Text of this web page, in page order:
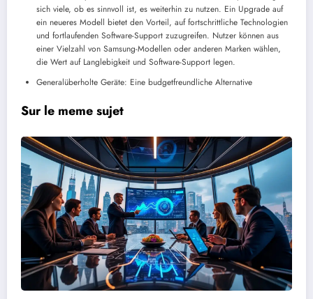
sich viele, ob es sinnvoll ist, es weiterhin zu nutzen. Ein Upgrade auf
ein neueres Modell bietet den Vorteil, auf fortschrittliche Technologien
und fortlaufenden Software-Support zuzugreifen. Nutzer können aus
einer Vielzahl von Samsung-Modellen oder anderen Marken wählen,
die Wert auf Langlebigkeit und Software-Support legen.
Generalüberholte Geräte: Eine budgetfreundliche Alternative
Sur le meme sujet